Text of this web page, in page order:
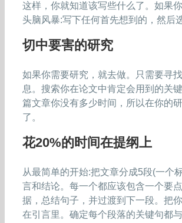
这样，你就知道该写些什么了。如果
头脑风暴:写下任何首先想到的，然后
切中要害的研究
如果你需要研究，就去做。只需要寻
息。搜索你在论文中肯定会用到的关
篇文章你没有多少时间，所以在你的
了。
花20%的时间在提纲上
从最简单的开始:把文章分成5段(一个
言和结论。每一个都应该包含一个要
据，总结句子，并过渡到下一段。把
在引言里。确定每个段落的关键句都